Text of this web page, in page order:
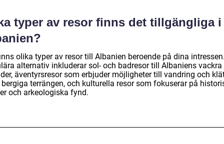
typer av resor finns det tillgängliga i
olika typer av resor till Albanien beroende på dina
alternativ inkluderar sol- och badresor till Albaniens vackra
äventyrsresor som erbjuder möjligheter till vandring och
terrängen, och kulturella resor som fokuserar på
och arkeologiska fynd.